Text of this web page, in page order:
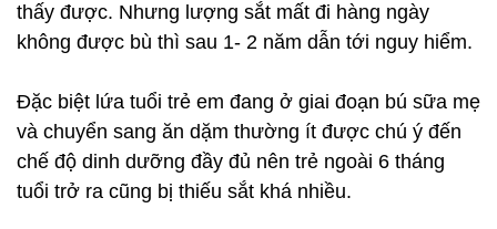
thấy được. Nhưng lượng sắt mất đi hàng ngày
không được bù thì sau 1- 2 năm dẫn tới nguy hiểm.
Đặc biệt lứa tuổi trẻ em đang ở giai đoạn bú sữa mẹ
và chuyển sang ăn dặm thường ít được chú ý đến
chế độ dinh dưỡng đầy đủ nên trẻ ngoài 6 tháng
tuổi trở ra cũng bị thiếu sắt khá nhiều.